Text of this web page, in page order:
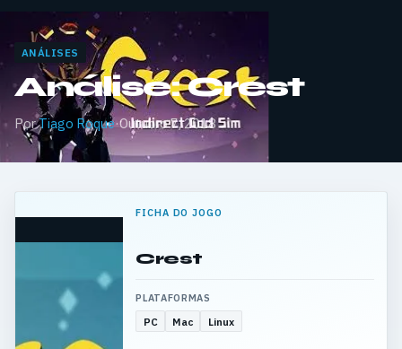
ANÁLISES
Análise: Crest
PorTiago Roque·Outubro 7, 2018
FICHA DO JOGO
Crest
PLATAFORMAS
PC Mac Linux